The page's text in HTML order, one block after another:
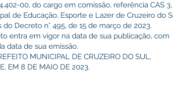
00, do cargo em comissão, referência CAS
de Educação, Esporte e Lazer de Cruzeiro do
Decreto n° 495, de 15 de março de 2023.
entra em vigor na data de sua publicação, com
data de sua emissão.
MUNICIPAL DE CRUZEIRO DO SUL,
EM 8 DE MAIO DE 2023.